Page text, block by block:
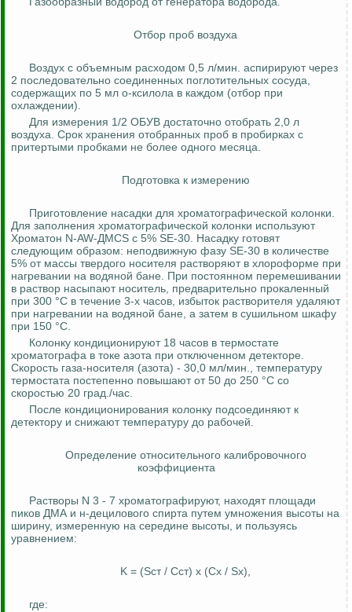
Отбор проб воздуха
Воздух с объемным расходом 0,5 л/мин. аспирируютчерез
2 последовательно соединенных поглотительных сосуда,
содержащих по 5 мл о-ксилола в каждом (отбор при
охлаждении).
Для измерения 1/2 ОБУВ достаточно отобрать 2,0 л
воздуха. Срок хранения отобранных проб в пробирках с
притертыми пробками не более одного месяца.
Подготовка к измерению
Приготовление насадки для хроматографической колонки.
Для заполнения хроматографической колонки используют
Хроматон N-AW-ДMCS с 5% SE-30. Насадку готовят
следующим образом: неподвижную фазу SE-30 в количестве
5% от массы твердого носителя растворяют в хлороформе при
нагревании на водяной бане. При постоянном перемешивании
в раствор насыпают носитель, предварительно прокаленный
при 300 °C в течение 3-х часов, избыток растворителя удаляют
при нагревании на водяной бане, а затем в сушильном шкафу
при 150 °C.
Колонку кондиционируют 18 часов в термостате
хроматографа в токе азота при отключенном детекторе.
Скорость газа-носителя (азота) - 30,0 мл/мин., температуру
термостата постепенно повышают от 50 до 250 °C со
скоростью 20 град./час.
После кондиционирования колонку подсоединяют к
детектору и снижают температуру до рабочей.
Определение относительного калибровочного
коэффициента
Растворы N 3 - 7 хроматографируют, находят площади
пиков ДМА и н-децилового спирта путем умножения высоты на
ширину, измеренную на середине высоты, и пользуясь
уравнением:
K = (Sст/ Сст) х (Сх / Sх),
где: